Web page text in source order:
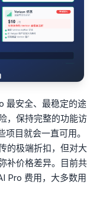
最安全、最稳定的途
，保持完整的功能访
目就会一直可用。
的极端折扣，但对大
补价格差异。目前共
Pro 费用，大多数用